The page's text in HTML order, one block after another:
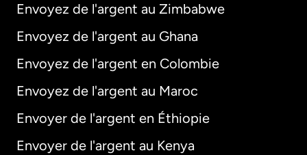
Envoyez de l'argent au Zimbabwe
Envoyez de l'argent au Ghana
Envoyez de l'argent en Colombie
Envoyez de l'argent au Maroc
Envoyer de l'argent en Éthiopie
Envoyer de l'argent au Kenya